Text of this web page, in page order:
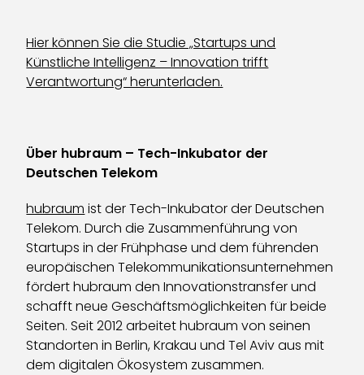
Hier können Sie die Studie „Startups und
Künstliche Intelligenz – Innovation trifft
Verantwortung“ herunterladen.
Über hubraum – Tech-Inkubator der
Deutschen Telekom
hubraum ist der Tech-Inkubator der Deutschen
Telekom. Durch die Zusammenführung von
Startups in der Frühphase und dem führenden
europäischen Telekommunikationsunternehmen
fördert hubraum den Innovationstransfer und
schafft neue Geschäftsmöglichkeiten für beide
Seiten. Seit 2012 arbeitet hubraum von seinen
Standorten in Berlin, Krakau und Tel Aviv aus mit
dem digitalen Ökosystem zusammen.